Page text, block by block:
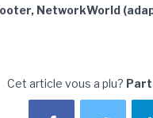
NetworkWorld
Cet article vous a plu?